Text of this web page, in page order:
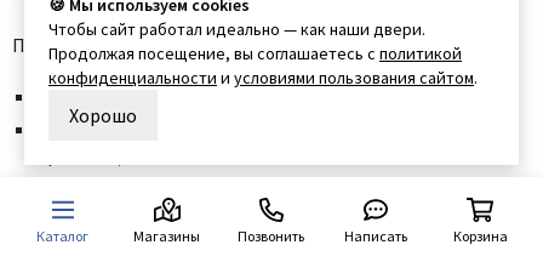
При подборе модели учитывайте:
Тип стекла (прозрачное, матовое, закалённое,
Уровень тепло- и шумоизоляции.
Каталог Магазины Позвонить Написать Корзина
🍪 Мы используем cookies
Чтобы сайт работал идеально — как наши двери.
Продолжая посещение, вы соглашаетесь с политикой
конфиденциальности и условиями пользования сайтом.
Хорошо